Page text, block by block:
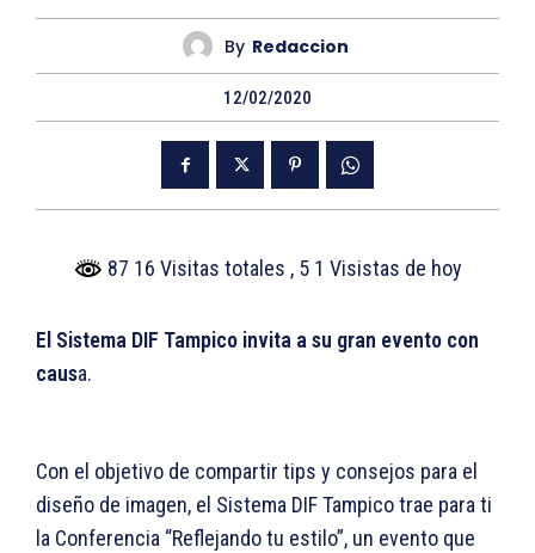
By Redaccion
12/02/2020
87 16 Visitas totales , 5 1 Visistas de hoy
El Sistema DIF Tampico invita a su gran evento con
causa.
Con el objetivo de compartir tips y consejos para el
diseño de imagen, el Sistema DIF Tampico trae para ti
la Conferencia “Reflejando tu estilo”, un evento que